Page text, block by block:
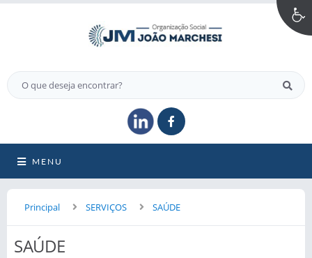
MENU
Principal SERVIÇOS SAÚDE
SAÚDE